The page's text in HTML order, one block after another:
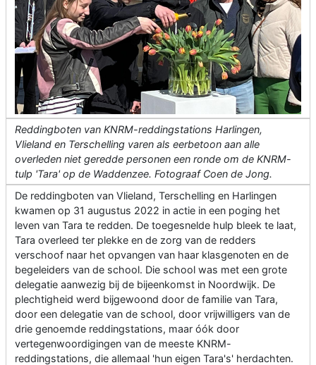
Reddingboten van KNRM-reddingstations Harlingen,
Vlieland en Terschelling varen als eerbetoon aan alle
overleden niet geredde personen een ronde om de KNRM-
tulp 'Tara' op de Waddenzee. Fotograaf Coen de Jong.
De reddingboten van Vlieland, Terschelling en Harlingen
kwamen op 31 augustus 2022 in actie in een poging het
leven van Tara te redden. De toegesnelde hulp bleek te laat,
Tara overleed ter plekke en de zorg van de redders
verschoof naar het opvangen van haar klasgenoten en de
begeleiders van de school. Die school was met een grote
delegatie aanwezig bij de bijeenkomst in Noordwijk. De
plechtigheid werd bijgewoond door de familie van Tara,
door een delegatie van de school, door vrijwilligers van de
drie genoemde reddingstations, maar óók door
vertegenwoordigingen van de meeste KNRM-
reddingstations, die allemaal 'hun eigen Tara's' herdachten.